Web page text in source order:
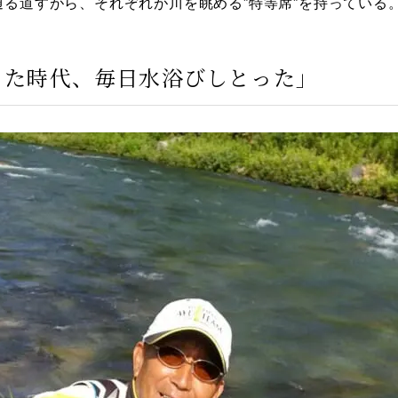
道すがら、それぞれが川を眺める”特等席”を持っている
時代、毎日水浴びしとった」